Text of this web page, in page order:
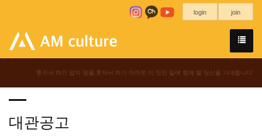
login join
'혼자서 하기 쉽지 않을,혼자서 하기 아까운 이 멋진 일에 함께 할 당신을 기대합니다'
대관공고